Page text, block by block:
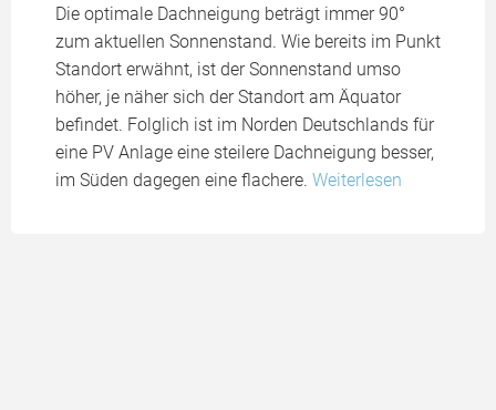
Die optimale Dachneigung beträgt immer 90°
zum aktuellen Sonnenstand. Wie bereits im Punkt
Standort erwähnt, ist der Sonnenstand umso
höher, je näher sich der Standort am Äquator
befindet. Folglich ist im Norden Deutschlands für
eine PV Anlage eine steilere Dachneigung besser,
im Süden dagegen eine flachere. Weiterlesen